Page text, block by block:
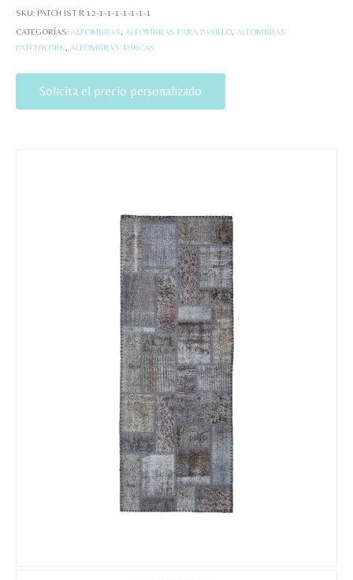
SKU: PATCH IST R 12-1-1-1-1-1-1-1
CATEGORÍAS: ALFOMBRAS ALFOMBRAS PARA PASILLO ALFOMBRAS
PATCHWORK
ALFOMBRAS TURCAS
Solicita el precio personalizado